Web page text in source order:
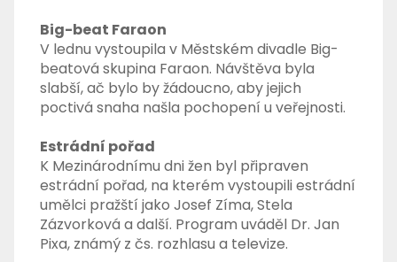
Big-beat Faraon
V lednu vystoupila v Městském divadle Big-
beatová skupina Faraon. Návštěva byla
slabší, ač bylo by žádoucno, aby jejich
poctivá snaha našla pochopení u veřejnosti.
Estrádní pořad
K Mezinárodnímu dni žen byl připraven
estrádní pořad, na kterém vystoupili estrádní
umělci pražští jako Josef Zíma, Stela
Zázvorková a další. Program uváděl Dr. Jan
Pixa, známý z čs. rozhlasu a televize.